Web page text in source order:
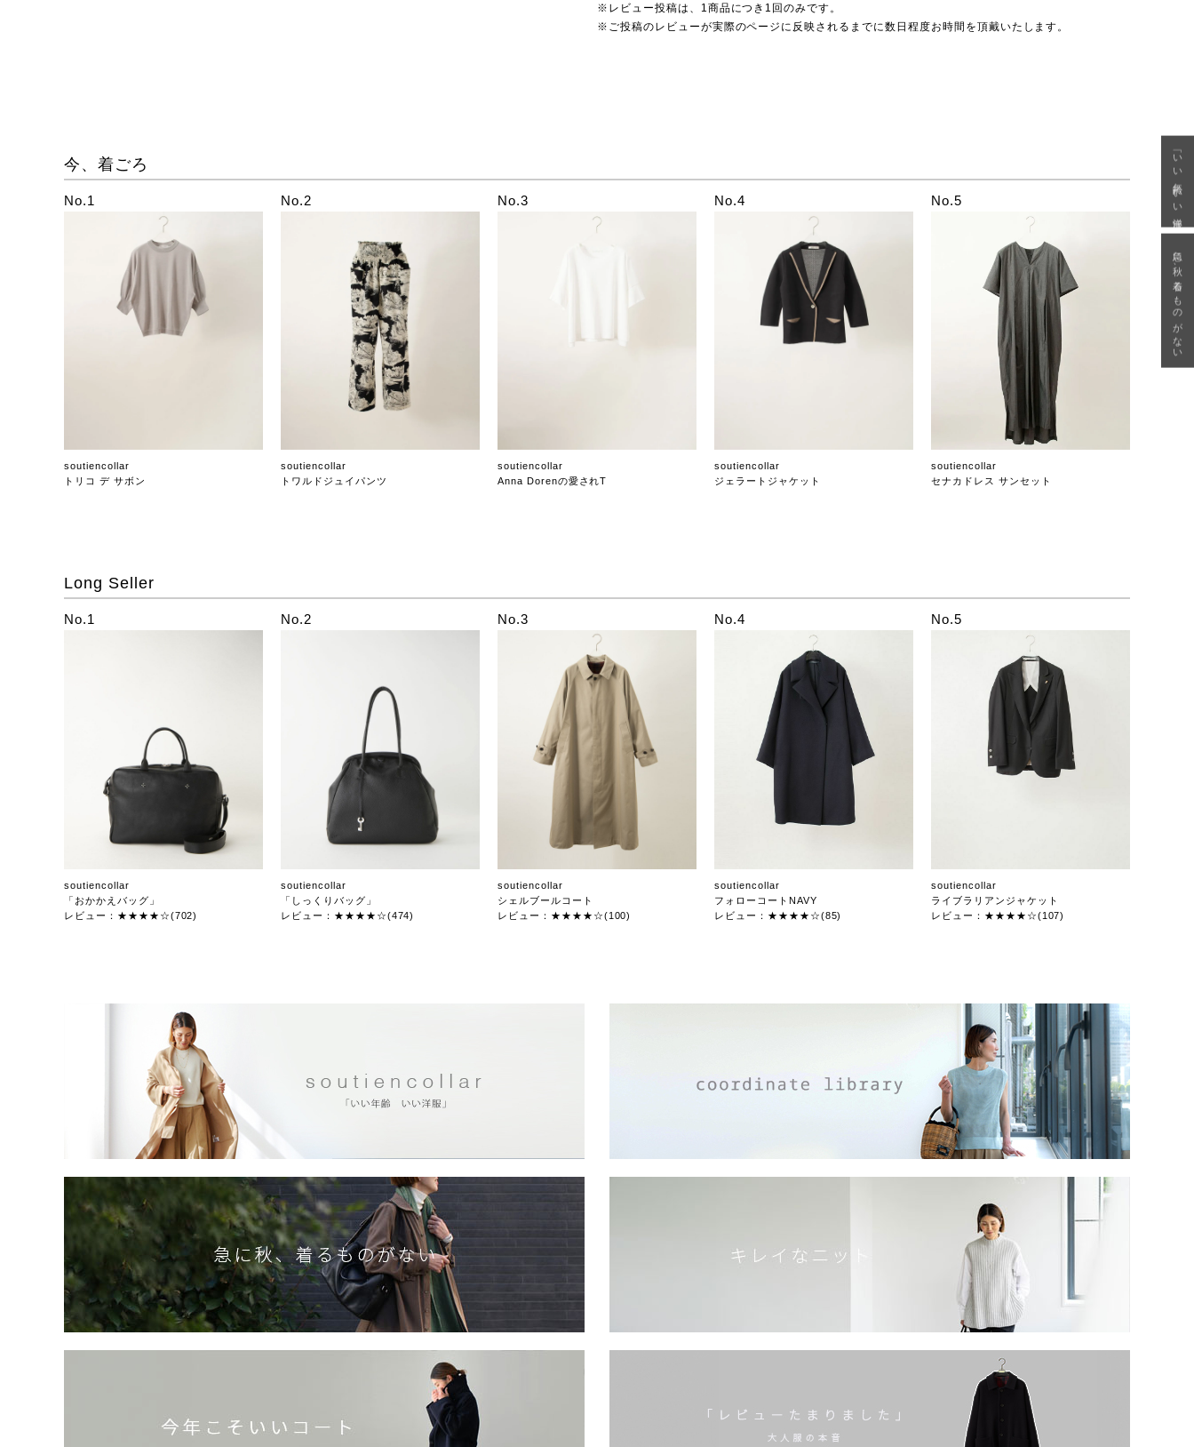
※レビュー投稿は、1商品につき1回のみです。
※ご投稿のレビューが実際のページに反映されるまでに数日程度お時間を頂戴いたします。
今、着ごろ
No.1
soutiencollar
トリコ デ サボン
No.2
soutiencollar
トワルドジュイパンツ
No.3
soutiencollar
Anna Dorenの愛されT
No.4
soutiencollar
ジェラートジャケット
No.5
soutiencollar
セナカドレス サンセット
Long Seller
No.1
soutiencollar
「おかかえバッグ」
レビュー：★★★★☆(702)
No.2
soutiencollar
「しっくりバッグ」
レビュー：★★★★☆(474)
No.3
soutiencollar
シェルブールコート
レビュー：★★★★☆(100)
No.4
soutiencollar
フォローコートNAVY
レビュー：★★★★☆(85)
No.5
soutiencollar
ライブラリアンジャケット
レビュー：★★★★☆(107)
「いい年齢 いい洋服」
急に秋、着るものがない